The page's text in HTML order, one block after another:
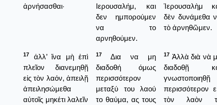
ἀρνήσασθαι·
Ιερουσαλήμ, και
δεν ημπορούμεν
να το
αρνηθούμεν.
Ἱερουσαλὴμ
δὲν δυνάμεθα
τὸ ἀρνηθῶμεν.
17
ἀλλ’ ἵνα μὴ ἐπὶ
πλεῖον διανεμηθῇ
εἰς τὸν λαόν, ἀπειλῇ
ἀπειλησώμεθα
αὐτοῖς μηκέτι λαλεῖν
17
Δια να μη
διαδοθή όμως
περισσότερον
μεταξύ του λαού
το θαύμα, ας τους
17 Ἀλλὰ διὰ νὰ
διαδοθῇ
γνωστοποιηθῇ
περισσότερον
τὸν λαὸν